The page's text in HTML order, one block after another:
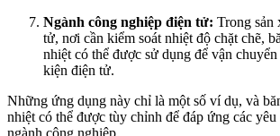
Ngành công nghiệp điện tử: Trong sản
tử, nơi cần kiểm soát nhiệt độ chặt chẽ,
nhiệt có thể được sử dụng để vận
kiện điện tử.
Những ứng dụng này chỉ là một số ví dụ, và
nhiệt có thể được tùy chỉnh để đáp ứng các
ngành công nghiệp.